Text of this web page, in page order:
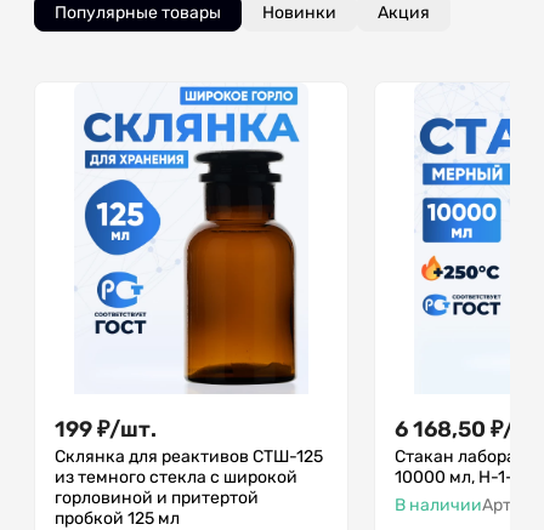
Популярные товары Новинки Акция
199₽/шт.
Склянка для реактивов СТШ-125
из темного стекла с широкой
горловиной и притертой
пробкой 125 мл
6 168,50 ₽/
Стакан
10000 мл, Н-1-
В наличии